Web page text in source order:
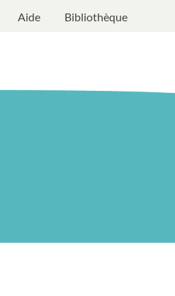
Aide Bibliothèque